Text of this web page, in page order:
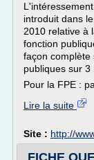
introduit dans
2010 relative à
fonction
façon complète
publiques sur 3
Pour la FPE :
Lire la suite
Site : http://
FICHE